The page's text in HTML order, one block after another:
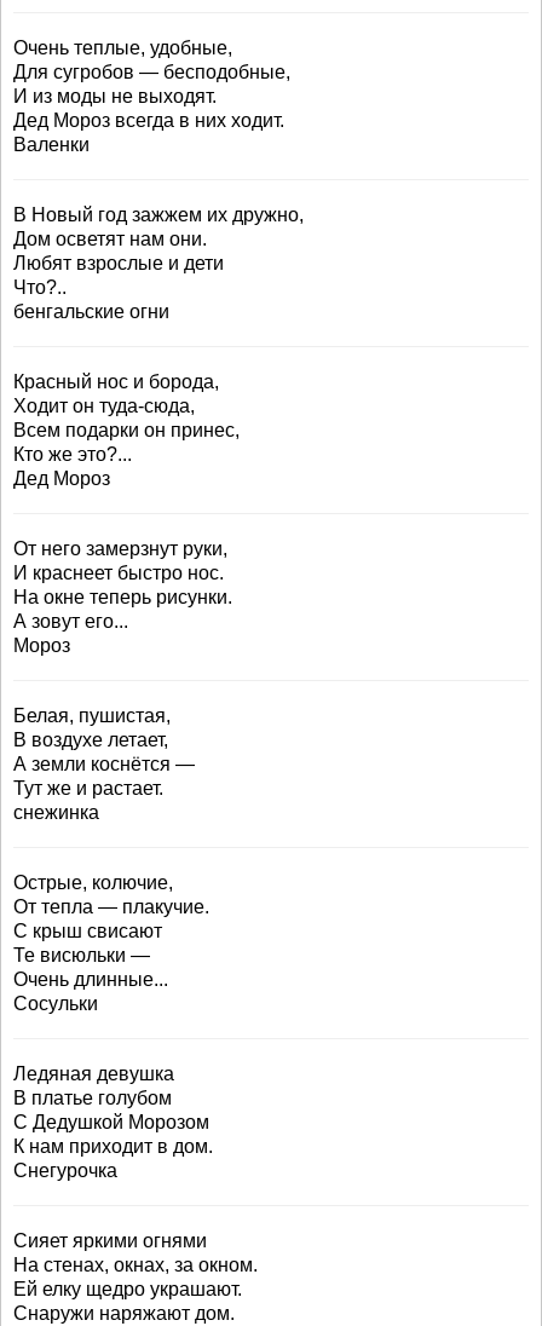
Очень теплые, удобные,
Для сугробов — бесподобные,
И из моды не выходят.
Дед Мороз всегда в них ходит.
Валенки
В Новый год зажжем их дружно,
Дом осветят нам они.
Любят взрослые и дети
Что?..
бенгальские огни
Красный нос и борода,
Ходит он туда-сюда,
Всем подарки он принес,
Кто же это?...
Дед Мороз
От него замерзнут руки,
И краснеет быстро нос.
На окне теперь рисунки.
А зовут его...
Мороз
Белая, пушистая,
В воздухе летает,
А земли коснётся —
Тут же и растает.
снежинка
Острые, колючие,
От тепла — плакучие.
С крыш свисают
Те висюльки —
Очень длинные...
Сосульки
Ледяная девушка
В платье голубом
С Дедушкой Морозом
К нам приходит в дом.
Снегурочка
Сияет яркими огнями
На стенах, окнах, за окном.
Ей елку щедро украшают.
Снаружи наряжают дом.